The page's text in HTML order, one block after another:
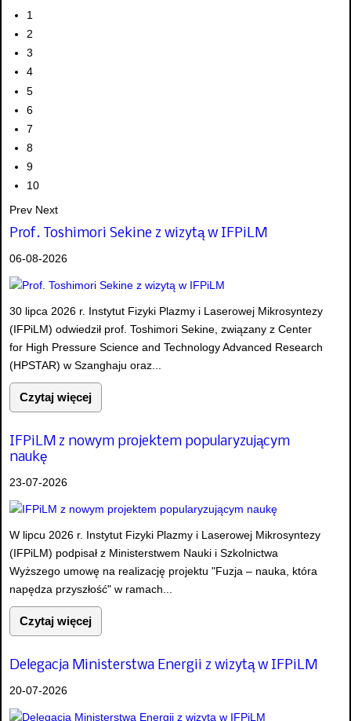
1
2
3
4
5
6
7
8
9
10
Prev Next
Prof. Toshimori Sekine z wizytą w IFPiLM
06-08-2026
30 lipca 2026 r. Instytut Fizyki Plazmy i Laserowej Mikrosyntezy
(IFPiLM) odwiedził prof. Toshimori Sekine, związany z Center
for High Pressure Science and Technology Advanced Research
(HPSTAR) w Szanghaju oraz...
Czytaj więcej
IFPiLM z nowym projektem popularyzującym
naukę
23-07-2026
W lipcu 2026 r. Instytut Fizyki Plazmy i Laserowej Mikrosyntezy
(IFPiLM) podpisał z Ministerstwem Nauki i Szkolnictwa
Wyższego umowę na realizację projektu "Fuzja – nauka, która
napędza przyszłość" w ramach...
Czytaj więcej
Delegacja Ministerstwa Energii z wizytą w IFPiLM
20-07-2026